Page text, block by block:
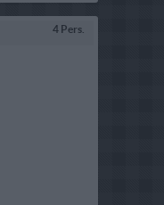
4 Pers.